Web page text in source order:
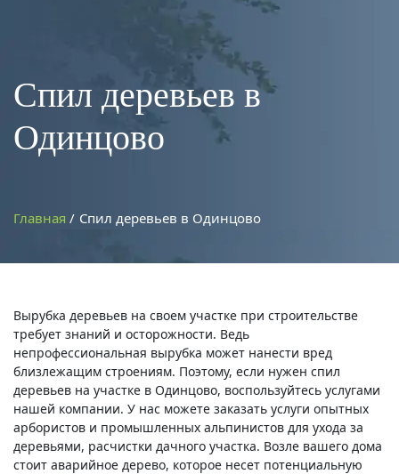
Спил деревьев в
Одинцово
Главная Спил деревьев в Одинцово
Вырубка деревьев на своем участке при строительстве
требует знаний и осторожности. Ведь
непрофессиональная вырубка может нанести вред
близлежащим строениям. Поэтому, если нужен спил
деревьев на участке в Одинцово, воспользуйтесь услугами
нашей компании. У нас можете заказать услуги опытных
арбористов и промышленных альпинистов для ухода за
деревьями, расчистки дачного участка. Возле вашего дома
стоит аварийное дерево, которое несет потенциальную